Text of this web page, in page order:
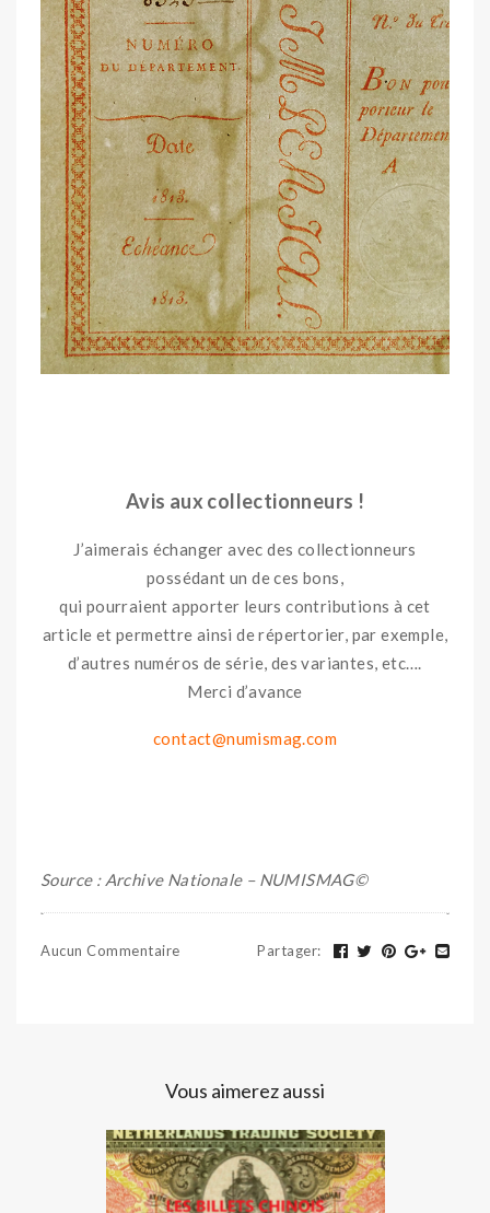
Avis aux collectionneurs !
J’aimerais échanger avec des collectionneurs
possédant un de ces bons,
qui pourraient apporter leurs contributions à cet
article et permettre ainsi de répertorier, par exemple,
d’autres numéros de série, des variantes, etc….
Merci d’avance
contact@numismag.com
Source : Archive Nationale – NUMISMAG©
Aucun Commentaire Partager:
Vous aimerez aussi